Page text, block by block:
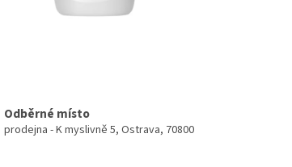
Odběrné místo
prodejna - K myslivně 5, Ostrava, 70800